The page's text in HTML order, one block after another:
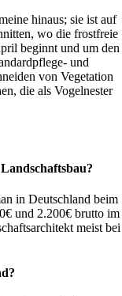
hinaus; sie ist auf
wo die frostfreie
beginnt und um den
und
von Vegetation
die als Vogelnester
in Deutschland beim
und 2.200€ brutto im
meist bei